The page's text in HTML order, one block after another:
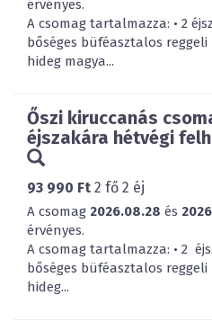
érvényes.
A csomag tartalmazza: • 2
bőséges büféasztalos
hideg magya...
Őszi kiruccanás
éjszakára hétvégi
93 990 Ft 2 fő 2 éj
A csomag 2026.08.28 és
érvényes.
A csomag tartalmazza: • 2
bőséges büféasztalos
hideg...